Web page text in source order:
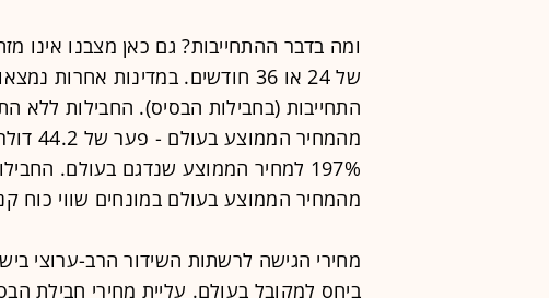
ומה בדבר ההתחייבות? גם כאן מצבנו אינו
התחייבות (בחבילות הבסיס). החבילות ללא
מהמחיר
מהמחיר הממוצע בעולם במונחים שווי כוח
מחירי הגישה לרשתות השידור הרב-ערוצי